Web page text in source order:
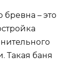
– это
Такая баня